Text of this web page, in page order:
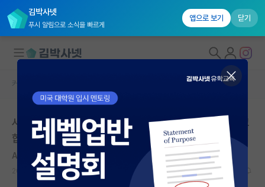
김박사넷
푸시 알림으로 소식을 빠르게
앱으로 보기 닫기
대학원생 모집
국내대학원 정보
연구실&오픈랩
커뮤니티
커뮤니티 홈
서울대 컴공 대학원 2021 전기 내일이라도 컨택넣으려고
합니다..
Al-Zahrawi
2020.09.12 15 10731